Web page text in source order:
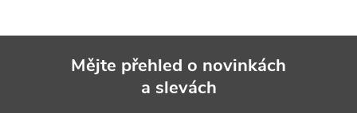
Mějte přehled o novinkách
a slevách